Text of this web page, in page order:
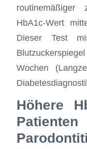
routinemäßiger
HbA1c-Wert
Dieser Test
Wochen
Höhere